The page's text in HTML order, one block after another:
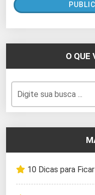
O QUE
10 Dicas para